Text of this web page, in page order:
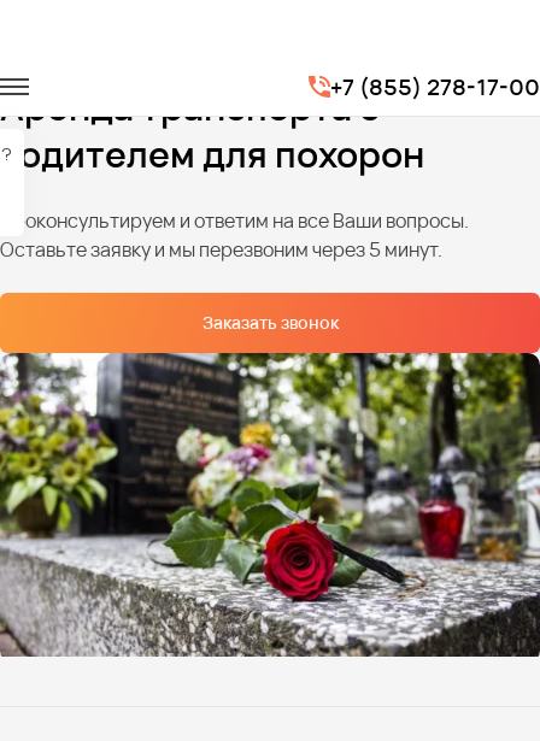
+7 (855) 278-17-00
?
Транспорт на похороны
Аренда транспорта с
водителем для похорон
Проконсультируем и ответим на все Ваши вопросы.
Оставьте заявку и мы перезвоним через 5 минут.
Заказать звонок